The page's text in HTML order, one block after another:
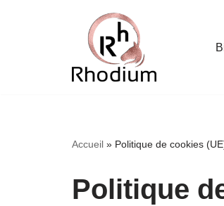
Accueil » Politique de cookies
Politique